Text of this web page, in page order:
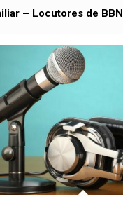
– Locutores de BBN